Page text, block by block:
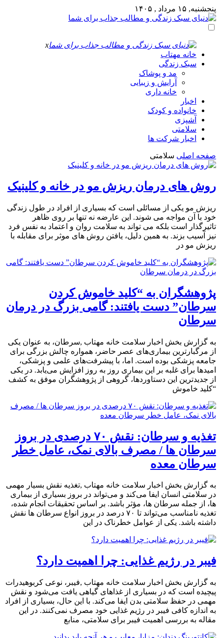
پنجشنبه, ۱۵ مرداد , ۱۴۰۵
x
خانه مهتاب
سبک زندگی
مد و پوشاک
آرایش و زیبایی
خانه داری
اخبار
خانواده و کودک
آشپزی
سلامتی
اخبار شرکت ها
صفحه اصلی سلامتی
روش های درمان ریزش مو در خانه و کلینیک
ریزش مو یکی از مسائلی است که بسیاری از افراد در طول زندگی
خود با آن مواجه می شوند. این عارضه نه تنها بر روی ظاهر
تاثیرگذار است بلکه می تواند به سلامت روان و اعتماد به نفس فرد
نیز آسیب بزند. به همین دلیل، یافتن روش های موثر برای مقابله با
ریزش مو در
پژوهشگران به “کلید خاموش کردن
سرطان” دست یافتند: گامی بزرگ در درمان
سرطان
به گزارش بخش اخبار سلامت خانه مهتاب ,سرطان، به عنوان یکی
از مرگبارترین بیماری‌های عصر حاضر، همواره چالش بزرگی برای
جامعه پزشکی بوده است. اما، با پیشرفت‌های علمی و پزشکی،
امیدها برای غلبه بر این بیماری روز به روز افزایش می‌یابد. در یکی
از جدیدترین این دستاوردها، گروهی از پژوهشگران موفق به کشف
“کلید خاموش
تغذیه و سرطان: نقش ۷۰ درصدی در بروز
سرطان‌ ها / مصرف بالای نمک، عامل خطر
سرطان معده
به گزارش بخش اخبار سلامت خانه مهتاب ,تغذیه نقش بسیار مهمی
در سلامتی انسان ایفا می‌کند و می‌تواند در بروز بسیاری از بیماری‌
ها، از جمله سرطان‌ ها، مؤثر باشد. بر اساس تحقیقات انجام شده،
تغذیه نامناسب می‌تواند تا ۷۰ درصد در بروز انواع سرطان‌ ها نقش
داشته باشد. یکی از عوامل خطرناک در این
فیبر در رژیم غذایی: چرا اهمیت دارد؟
به گزارش بخش اخبار سلامت خانه مهتاب ,فیبر، نوعی کربوهیدرات
پیچیده است که در بسیاری از غذاهای گیاهی یافت می‌شود و نقش
مهمی در حفظ سلامتی بدن ایفا می‌کند. با این حال، بسیاری از افراد
به اندازه کافی فیبر در رژیم غذایی خود مصرف نمی‌کنند. در این
مقاله به بررسی اهمیت فیبر برای سلامتی، منابع